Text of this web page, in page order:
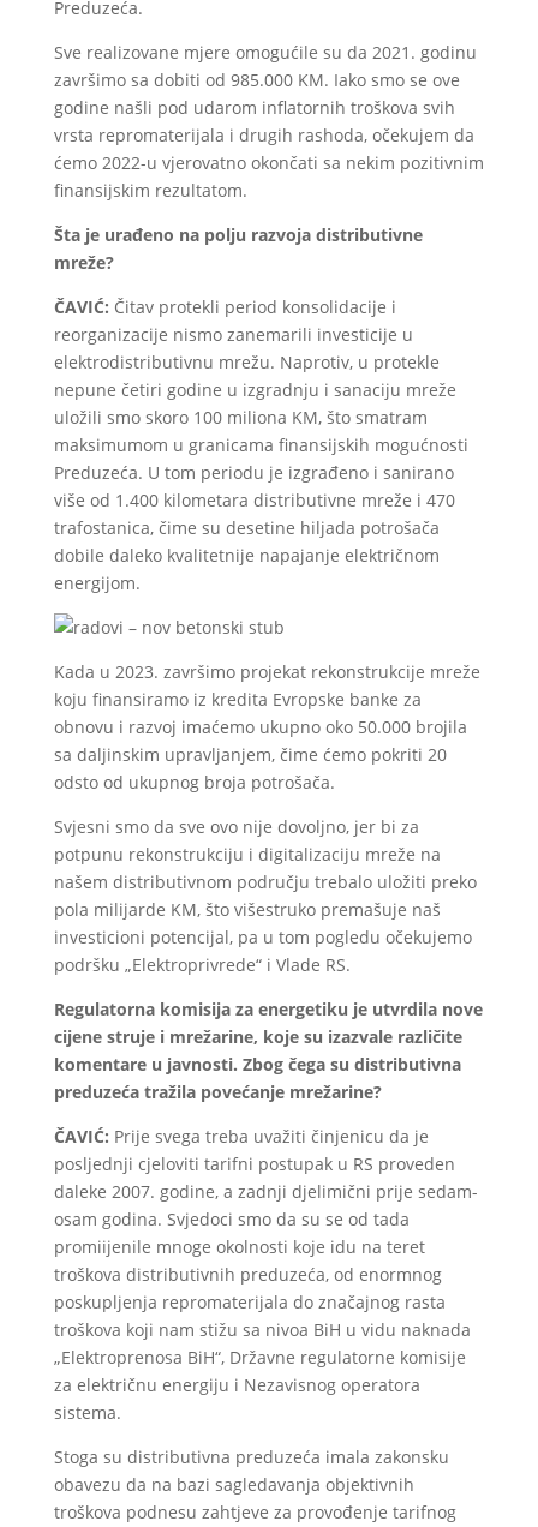
Preduzeća.
Sve realizovane mjere omogućile su da 2021. godinu
završimo sa dobiti od 985.000 KM. Iako smo se ove
godine našli pod udarom inflatornih troškova svih
vrsta repromaterijala i drugih rashoda, očekujem da
ćemo 2022-u vjerovatno okončati sa nekim pozitivnim
finansijskim rezultatom.
Šta je urađeno na polju razvoja distributivne
mreže?
ČAVIĆ: Čitav protekli period konsolidacije i
reorganizacije nismo zanemarili investicije u
elektrodistributivnu mrežu. Naprotiv, u protekle
nepune četiri godine u izgradnju i sanaciju mreže
uložili smo skoro 100 miliona KM, što smatram
maksimumom u granicama finansijskih mogućnosti
Preduzeća. U tom periodu je izgrađeno i sanirano
više od 1.400 kilometara distributivne mreže i 470
trafostanica, čime su desetine hiljada potrošača
dobile daleko kvalitetnije napajanje električnom
energijom.
Kada u 2023. završimo projekat rekonstrukcije mreže
koju finansiramo iz kredita Evropske banke za
obnovu i razvoj imaćemo ukupno oko 50.000 brojila
sa daljinskim upravljanjem, čime ćemo pokriti 20
odsto od ukupnog broja potrošača.
Svjesni smo da sve ovo nije dovoljno, jer bi za
potpunu rekonstrukciju i digitalizaciju mreže na
našem distributivnom području trebalo uložiti preko
pola milijarde KM, što višestruko premašuje naš
investicioni potencijal, pa u tom pogledu očekujemo
podršku „Elektroprivrede“ i Vlade RS.
Regulatorna komisija za energetiku je utvrdila nove
cijene struje i mrežarine, koje su izazvale različite
komentare u javnosti. Zbog čega su distributivna
preduzeća tražila povećanje mrežarine?
ČAVIĆ: Prije svega treba uvažiti činjenicu da je
posljednji cjeloviti tarifni postupak u RS proveden
daleke 2007. godine, a zadnji djelimični prije sedam-
osam godina. Svjedoci smo da su se od tada
promiijenile mnoge okolnosti koje idu na teret
troškova distributivnih preduzeća, od enormnog
poskupljenja repromaterijala do značajnog rasta
troškova koji nam stižu sa nivoa BiH u vidu naknada
„Elektroprenosa BiH“, Državne regulatorne komisije
za električnu energiju i Nezavisnog operatora
sistema.
Stoga su distributivna preduzeća imala zakonsku
obavezu da na bazi sagledavanja objektivnih
troškova podnesu zahtjeve za provođenje tarifnog